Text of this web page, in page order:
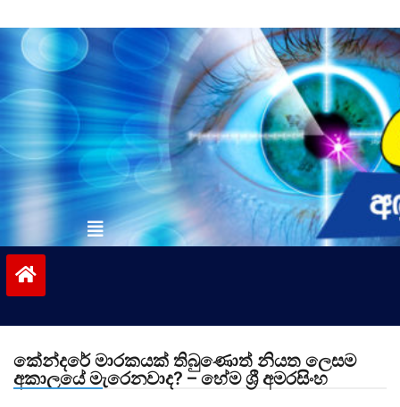
to
contentvinivida.lk
කේන්දරේ මාරකයක් තිබුණොත් නියත ලෙසම
අකාලයේ මැරෙනවාද? – හේම ශ්‍රී අමරසිංහ